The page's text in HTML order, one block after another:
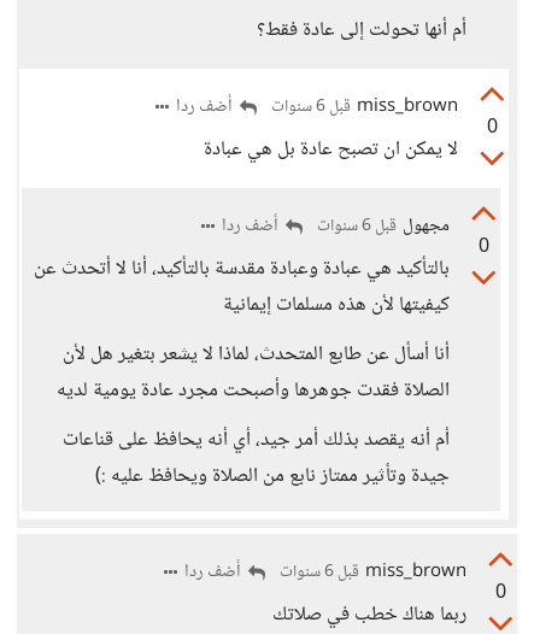
أم أنها تحولت إلى عادة فقط؟
0
miss_brown قبل 6 سنوات أضف ردا
لا يمكن ان تصبح عادة بل هي عبادة
0
مجهول قبل 6 سنوات أضف ردا
بالتأكيد هي عبادة وعبادة مقدسة بالتأكيد، أنا لا أتحدث عن
كيفيتها لأن هذه مسلمات إيمانية
أنا أسأل عن طابع المتحدث، لماذا لا يشعر بتغير هل لأن
الصلاة فقدت جوهرها وأصبحت مجرد عادة يومية لديه
أم أنه يقصد بذلك أمر جيد، أي أنه يحافظ على قناعات
جيدة وتأثير ممتاز نابع من الصلاة ويحافظ عليه :)
0
miss_brown قبل 6 سنوات أضف ردا
ربما هناك خطب في صلاتك